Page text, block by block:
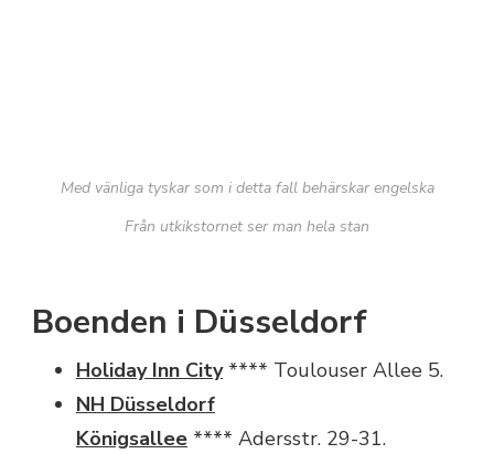
Med vänliga tyskar som i detta fall behärskar engelska
Från utkikstornet ser man hela stan
Boenden i Düsseldorf
Holiday Inn City **** Toulouser Allee 5.
NH Düsseldorf
Königsallee **** Adersstr. 29-31.